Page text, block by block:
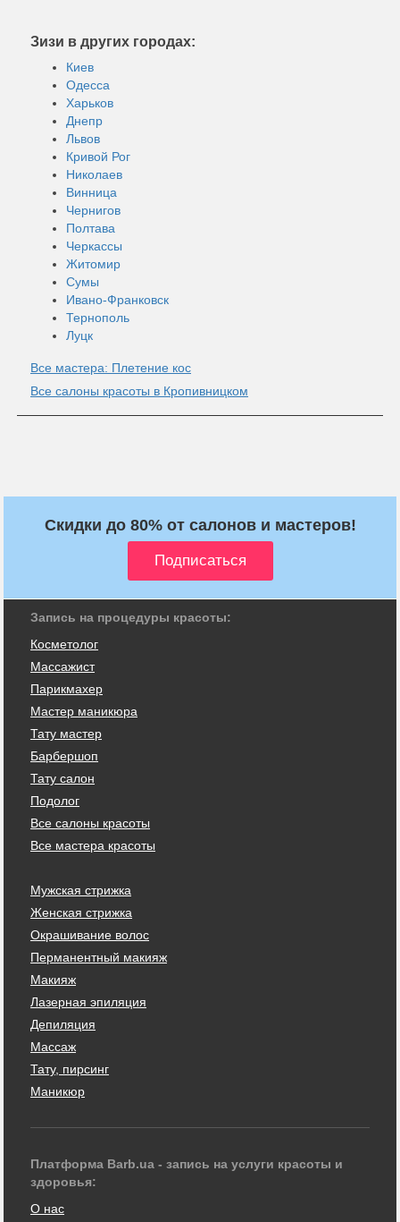
Зизи в других городах:
Киев
Одесса
Харьков
Днепр
Львов
Кривой Рог
Николаев
Винница
Чернигов
Полтава
Черкассы
Житомир
Сумы
Ивано-Франковск
Тернополь
Луцк
Все мастера: Плетение кос
Все салоны красоты в Кропивницком
Скидки до 80% от салонов и мастеров!
Запись на процедуры красоты:
Косметолог
Массажист
Парикмахер
Мастер маникюра
Тату мастер
Барбершоп
Тату салон
Подолог
Все салоны красоты
Все мастера красоты
Мужская стрижка
Женская стрижка
Окрашивание волос
Перманентный макияж
Макияж
Лазерная эпиляция
Депиляция
Массаж
Тату, пирсинг
Маникюр
Платформа Barb.ua - запись на услуги красоты и
здоровья:
О нас